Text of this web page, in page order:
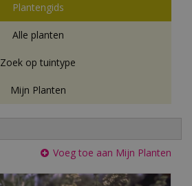
Plantengids
Alle planten
Zoek op tuintype
Mijn Planten
Voeg toe aan Mijn Planten